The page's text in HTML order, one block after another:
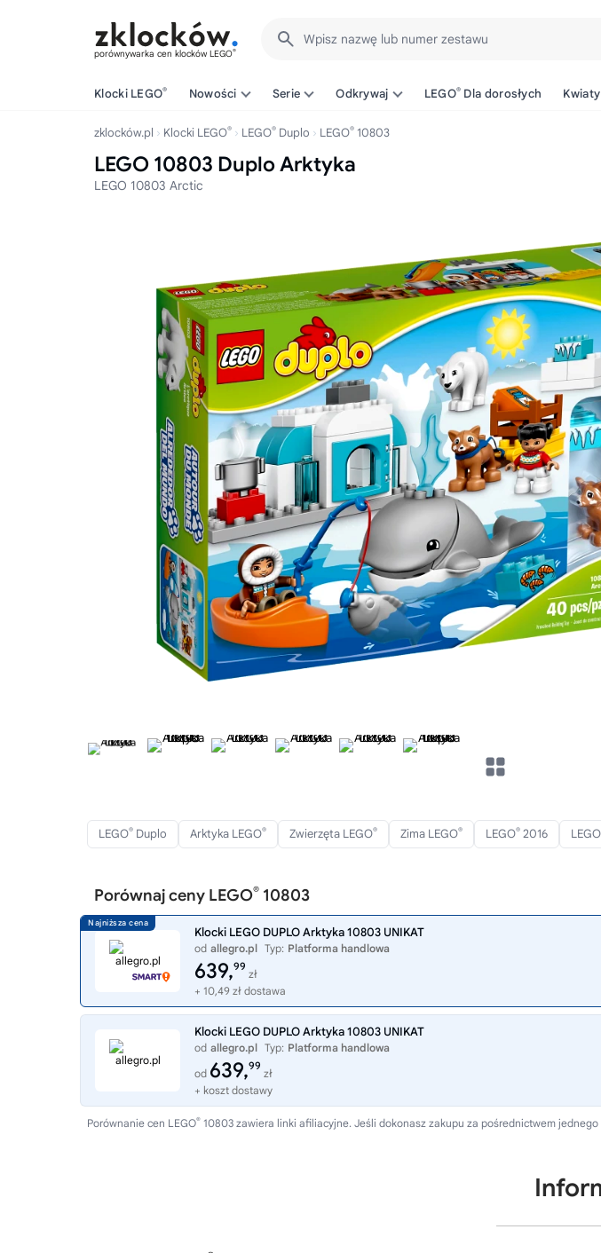
porównywarka cen klocków LEGO®
Wpisz nazwę lub numer zestawu
Klocki LEGO® Nowości Serie Odkrywaj LEGO® Dla dorosłych
zklocków.pl Klocki LEGO® LEGO® Duplo LEGO® 10803
LEGO 10803 Duplo Arktyka
LEGO 10803 Arctic
LEGO® Duplo Arktyka LEGO® Zwierzęta LEGO® Zima LEGO® LEGO® 2016 LEGO
Porównaj ceny LEGO® 10803
Klocki LEGO DUPLO Arktyka 10803 UNIKAT
od allegro.pl Typ: Platforma handlowa
639,99
zł
+ 10,49 zł dostawa
Klocki LEGO DUPLO Arktyka 10803 UNIKAT
od allegro.pl Typ: Platforma handlowa
od 639,99
zł
+ koszt dostawy
Porównanie cen LEGO® 10803 zawiera linki afiliacyjne. Jeśli dokonasz zakupu za pośrednictwem